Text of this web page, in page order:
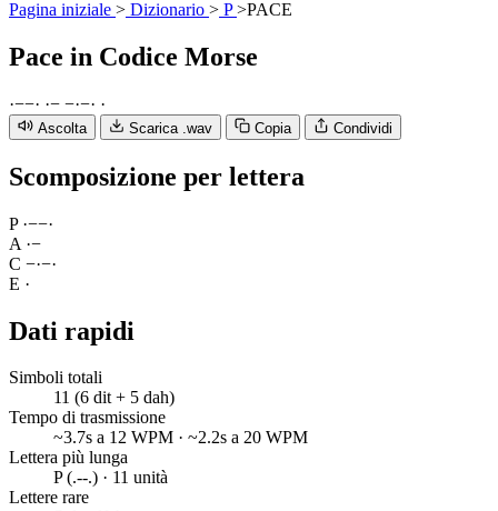
Pagina iniziale > Dizionario > P>PACE
Pace in Codice Morse
·−−· ·− −·−· ·
Ascolta Scarica .wav Copia Condividi
Scomposizione per lettera
P ·−−·
A ·−
C −·−·
E ·
Dati rapidi
Simboli totali
11 (6 dit + 5 dah)
Tempo di trasmissione
~3.7s a 12 WPM · ~2.2s a 20 WPM
Lettera più lunga
P (.--.) · 11 unità
Lettere rare